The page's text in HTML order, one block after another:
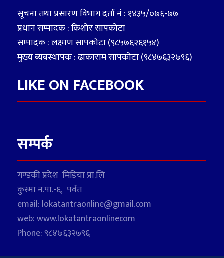
सूचना तथा प्रसारण विभाग दर्ता नं : १४३५/०७६-७७
प्रधान सम्पादक : किशोर सापकोटा
सम्पादक : लक्ष्मण सापकोटा (९८५७६२६१५४)
मुख्य ब्यबस्थापक : ढाकाराम सापकोटा (९८४७६३२७९६)
LIKE ON FACEBOOK
सम्पर्क
गण्डकी प्रदेश मिडिया प्रा.लि
कुस्मा न.पा.-६, पर्वत
email: lokatantraonline@gmail.com
web: www.lokatantraonlinecom
Phone: ९८४७६३२७९६